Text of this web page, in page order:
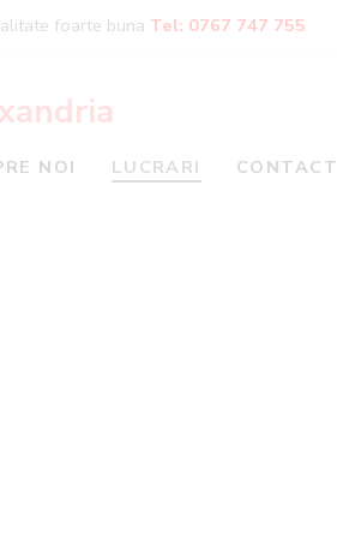
foarte buna Tel: 0767 747 755
NOI LUCRARI CONTACT